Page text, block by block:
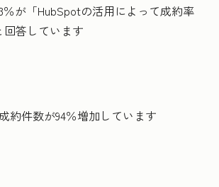
％が「HubSpotの活用によって成約率
答しています
約件数が94％増加しています